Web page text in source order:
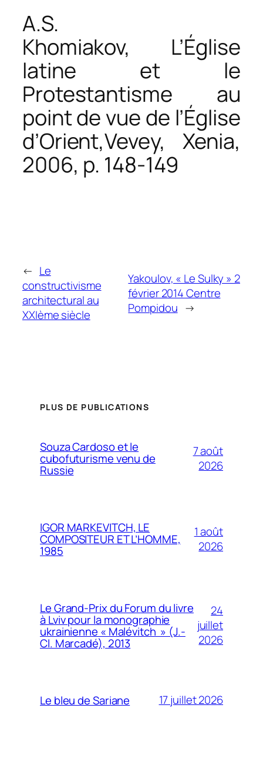
A.S.
Khomiakov, L’Église
latine et le
Protestantisme au
point de vue de l’Église
d’Orient,Vevey, Xenia,
2006, p. 148-149
← Le
constructivisme
architectural au
XXIème siècle
Yakoulov, « Le Sulky » 2
février 2014 Centre
Pompidou →
PLUS DE PUBLICATIONS
Souza Cardoso et le
cubofuturisme venu de
Russie
7 août
2026
IGOR MARKEVITCH, LE
COMPOSITEUR ET L’HOMME,
1985
1 août
2026
Le Grand-Prix du Forum du livre
à Lviv pour la monographie
ukrainienne « Malévitch » (J.-
Cl. Marcadé), 2013
24
juillet
2026
Le bleu de Sariane 17 juillet 2026